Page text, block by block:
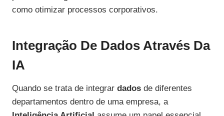
como otimizar processos corporativos.
Integração De Dados Através Da
IA
Quando se trata de integrar dados de diferentes
departamentos dentro de uma empresa, a